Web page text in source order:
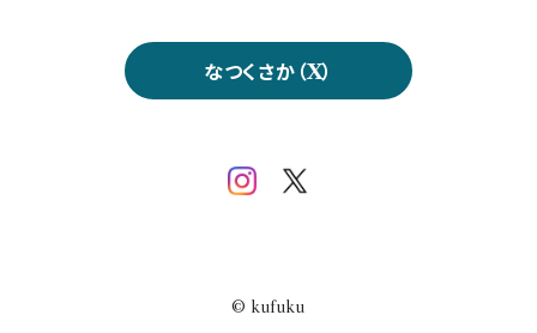
なつくさか（X）
© kufuku